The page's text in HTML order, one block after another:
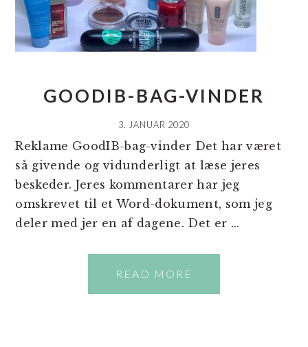
GOODIB-BAG-VINDER
3. JANUAR 2020
Reklame GoodIB-bag-vinder Det har været
så givende og vidunderligt at læse jeres
beskeder. Jeres kommentarer har jeg
omskrevet til et Word-dokument, som jeg
deler med jer en af dagene. Det er ...
READ MORE